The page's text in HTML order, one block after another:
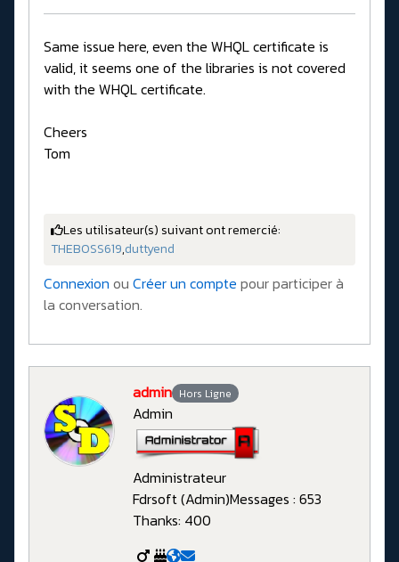
Same issue here, even the WHQL certificate is
valid, it seems one of the libraries is not covered
with the WHQL certificate.
Cheers
Tom
Les utilisateur(s) suivant ont remercié:
THEBOSS619,duttyend
Connexion ou Créer un compte pour participer à
la conversation.
admin Hors Ligne
Admin
Administrateur
Fdrsoft (Admin)Messages : 653
Thanks: 400